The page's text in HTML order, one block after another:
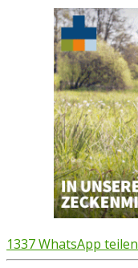
1337WhatsApp teilen